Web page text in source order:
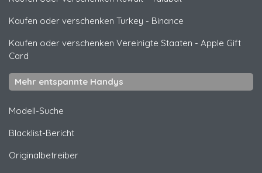
Kaufen oder verschenken Turkey - Binance
Kaufen oder verschenken Vereinigte Staaten - Apple Gift
Card
Mehr entspannte Handys
Modell-Suche
Blacklist-Bericht
Originalbetreiber